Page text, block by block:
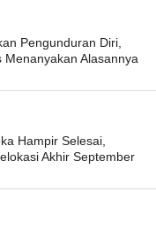
Pengunduran Diri,
Menanyakan Alasannya
Hampir Selesai,
Akhir September